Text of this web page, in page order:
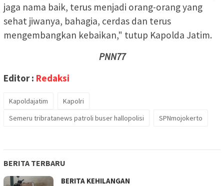
jaga nama baik, terus menjadi orang-orang yang
sehat jiwanya, bahagia, cerdas dan terus
mengembangkan kebaikan," tutup Kapolda Jatim.
PNN77
Editor : Redaksi
Kapoldajatim
Kapolri
Semeru tribratanews patroli buser hallopolisi
SPNmojokerto
BERITA TERBARU
BERITA KEHILANGAN